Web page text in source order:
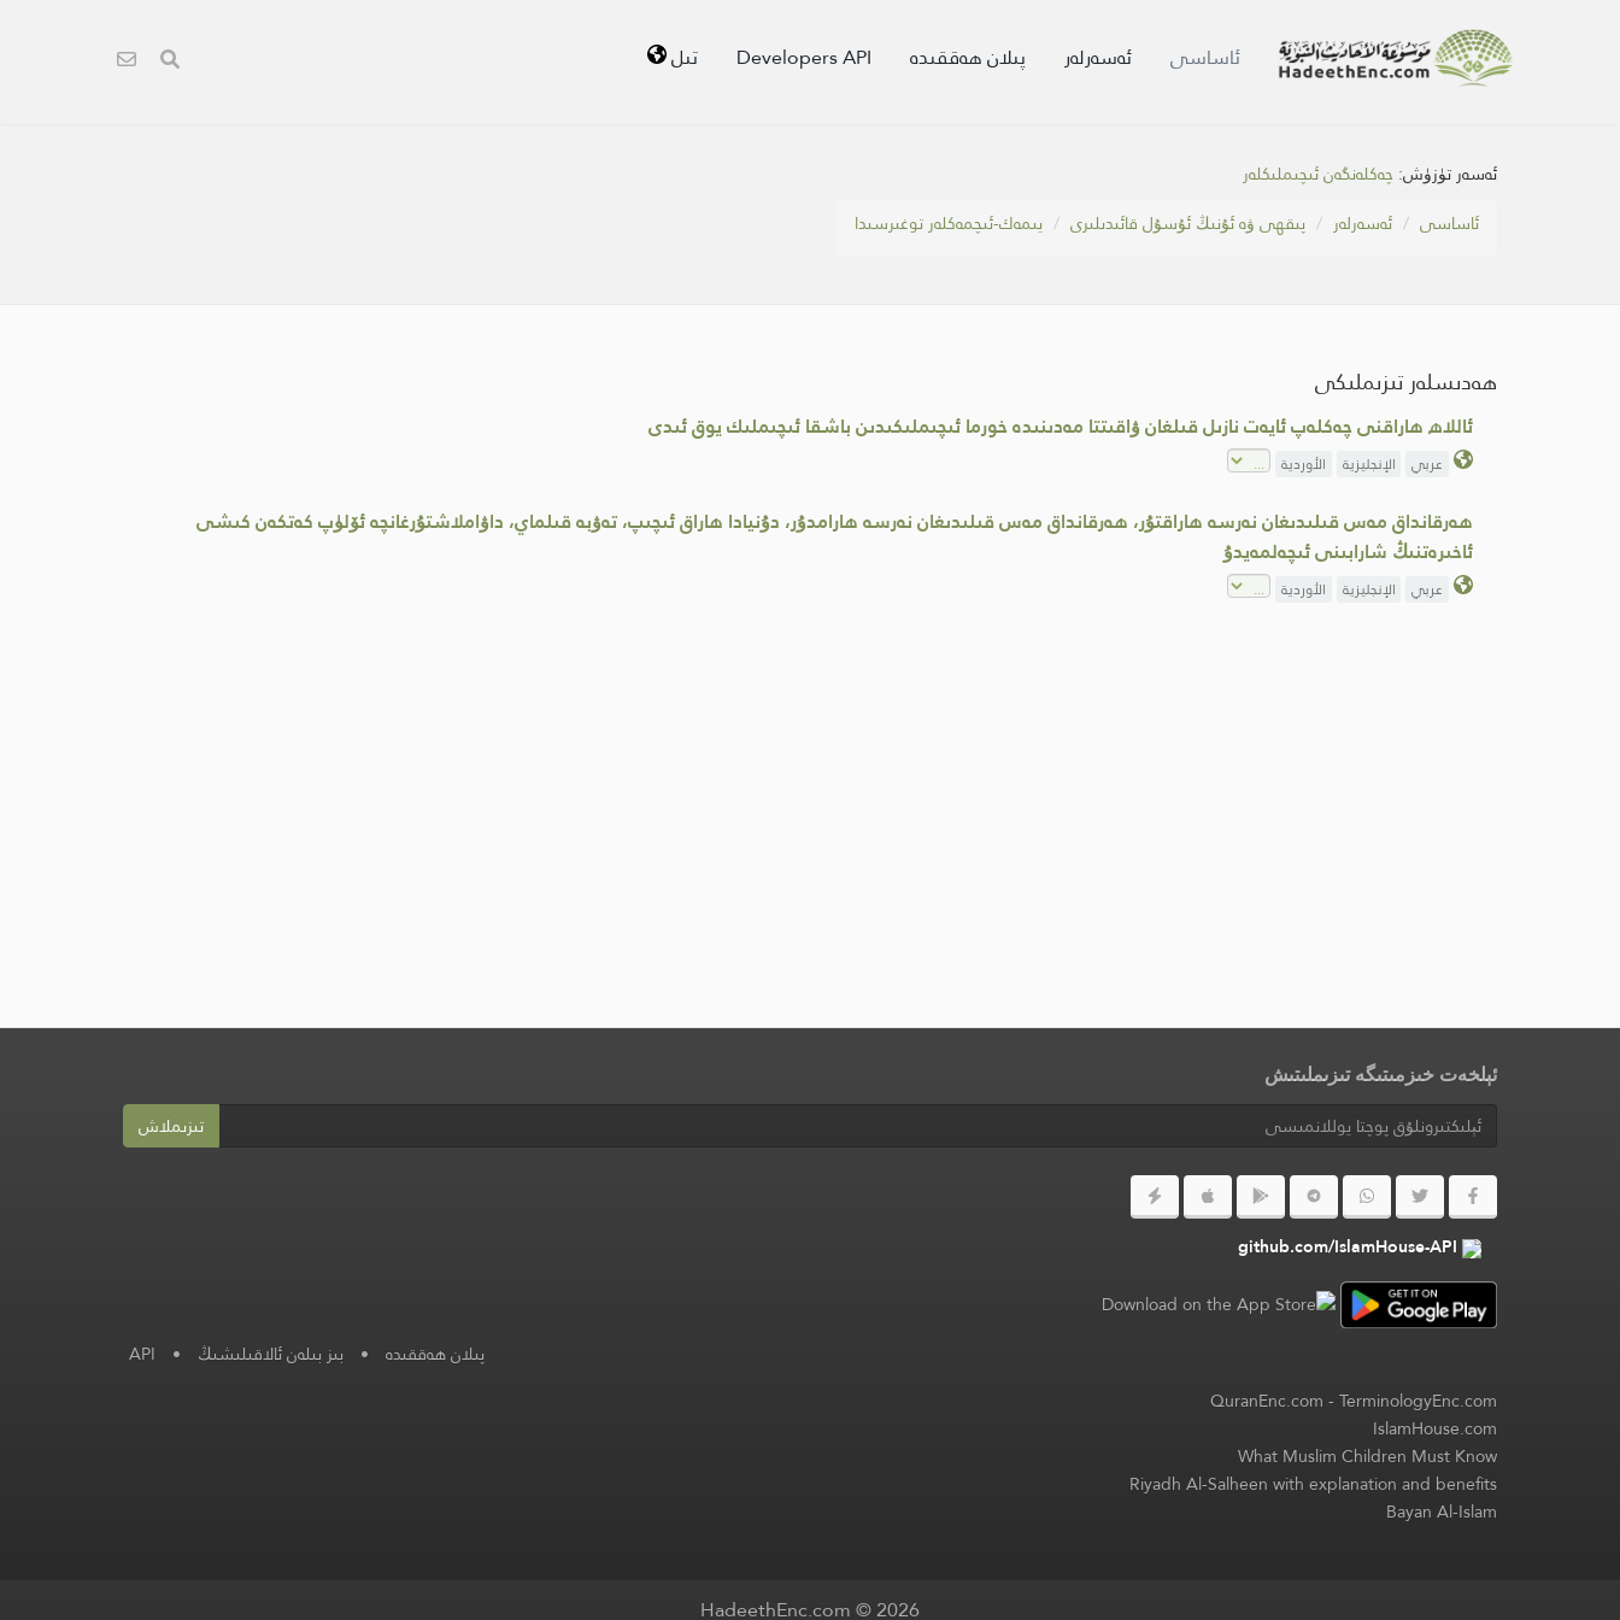
ئاساسى ئەسەرلەر پىلان ھەققىدە Developers API تىل
ئەسەر تۈزۈش: چەكلەنگەن ئىچىملىكلەر
ئاساسى
ئەسەرلەر پىقھى ۋە ئۇنىڭ ئۇسۇل قائىدىلىرى يىمەك-ئىچمەكلەر توغىرسىدا
ھەدىسلەر تىزىملىكى
ئاللاھ ھاراقنى چەكلەپ ئايەت نازىل قىلغان ۋاقىتتا مەدىنىدە خورما ئىچىملىكىدىن باشقا ئىچىملىك يوق ئىدى
عربي الإنجليزية الأوردية
ھەرقانداق مەس قىلىدىغان نەرسە ھاراقتۇر، ھەرقانداق مەس قىلىدىغان نەرسە ھارامدۇر، دۇنيادا ھاراق ئىچىپ، تەۋبە قىلماي، داۋاملاشتۇرغانچە ئۆلۈپ كەتكەن كىشى
ئاخىرەتنىڭ شارابىنى ئىچەلمەيدۇ
عربي الإنجليزية الأوردية
ئېلخەت خىزمىتىگە تىزىملىتىش
تىزىملاش
github.com/IslamHouse-API
پىلان ھەققىدە • بىز بىلەن ئالاقىلىشىڭ •
API
QuranEnc.com-TerminologyEnc.com
IslamHouse.com
What Muslim Children Must Know
Riyadh Al-Salheen with explanation and benefits
Bayan Al-Islam
HadeethEnc.com © 2026